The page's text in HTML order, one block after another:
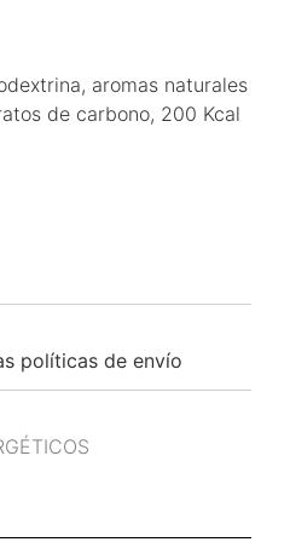
aromas naturales
de carbono, 200 Kcal
políticas de envío